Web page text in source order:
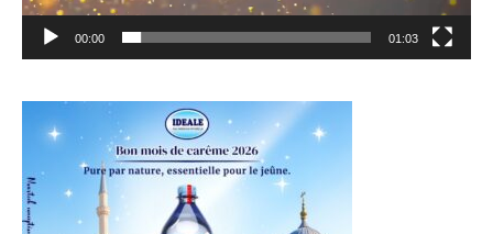
00:00 01:03